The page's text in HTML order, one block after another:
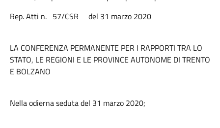
Rep. Atti n. 57/CSR del 31 marzo 2020
LA CONFERENZA PERMANENTE PER I RAPPORTI TRA LO
STATO, LE REGIONI E LE PROVINCE AUTONOME DI TRENTO
E BOLZANO
Nella odierna seduta del 31 marzo 2020;